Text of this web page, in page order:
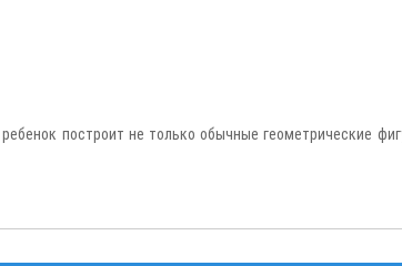
ребенок построит не только обычные геометрические